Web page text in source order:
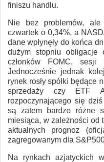
finiszu handlu.
Nie bez problemów,
czwartek o 0,34%, a
dane wpłynęły do końca
dużym stopniu obligacje
członków FOMC,
Jednocześnie jednak
rynek rosły spółki będące
sprzedaży czy ETF
rozpoczynającego się
są zatem bardzo różne
miesiąca, w zależności od
aktualnych prognoz
zagregowanym dla
Na rynkach azjatyckich